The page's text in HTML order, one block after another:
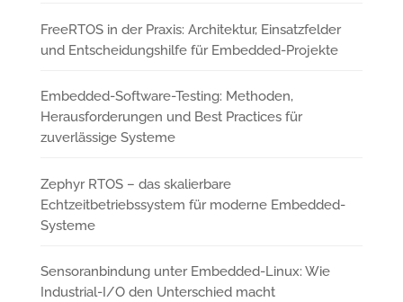
FreeRTOS in der Praxis: Architektur, Einsatzfelder
und Entscheidungshilfe für Embedded-Projekte
Embedded-Software-Testing: Methoden,
Herausforderungen und Best Practices für
zuverlässige Systeme
Zephyr RTOS – das skalierbare
Echtzeitbetriebssystem für moderne Embedded-
Systeme
Sensoranbindung unter Embedded-Linux: Wie
Industrial-I/O den Unterschied macht